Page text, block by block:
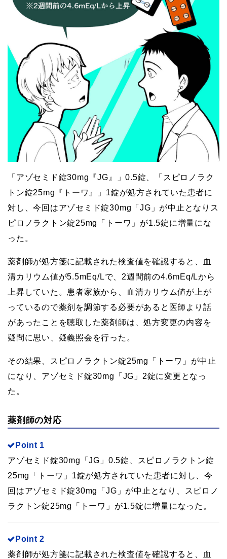
「アゾセミド錠30mg『JG』」0.5錠、「スピロノラク
トン錠25mg『トーワ』」1錠が処方されていた患者に
対し、今回はアゾセミド錠30mg「JG」が中止となりス
ピロノラクトン錠25mg「トーワ」が1.5錠に増量にな
った。
薬剤師が処方箋に記載された検査値を確認すると、血
清カリウム値が5.5mEq/Lで、2週間前の4.6mEq/Lから
上昇していた。患者家族から、血清カリウム値が上が
っているので薬剤を調節する必要があると医師より話
があったことを聴取した薬剤師は、処方変更の内容を
疑問に思い、疑義照会を行った。
その結果、スピロノラクトン錠25mg「トーワ」が中止
になり、アゾセミド錠30mg「JG」2錠に変更となっ
た。
薬剤師の対応
Point 1
アゾセミド錠30mg「JG」0.5錠、スピロノラクトン錠
25mg「トーワ」1錠が処方されていた患者に対し、今
回はアゾセミド錠30mg「JG」が中止となり、スピロノ
ラクトン錠25mg「トーワ」が1.5錠に増量になった。
Point 2
薬剤師が処方箋に記載された検査値を確認すると、血